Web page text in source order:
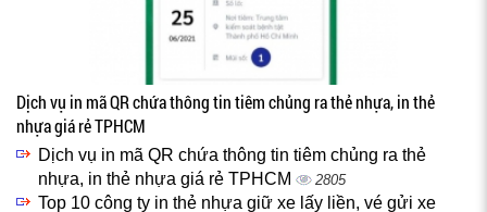
Dịch vụ in mã QR chứa thông tin tiêm chủng ra thẻ nhựa, in thẻ
nhựa giá rẻ TPHCM
Dịch vụ in mã QR chứa thông tin tiêm chủng ra thẻ
nhựa, in thẻ nhựa giá rẻ TPHCM
2805
Top 10 công ty in thẻ nhựa giữ xe lấy liền, vé gửi xe